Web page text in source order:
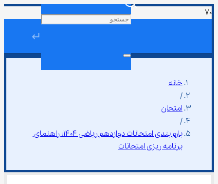
↵
خانه
/
امتحان
/
بارم بندی امتحانات دوازدهم ریاضی ۱۴۰۴؛ راهنمای
برنامه ریزی امتحانات